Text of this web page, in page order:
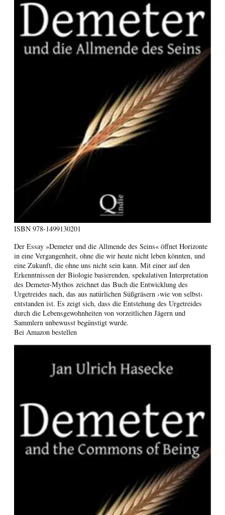
ISBN 978-1499130201
Der Essay »Demeter und die Allmende des Seins« öffnet Horizonte
in eine Vergangenheit, ohne die wir heute nicht leben könnten, und
eine Zukunft, die ohne uns nicht sein kann. Mit einer auf den
Erkenntnissen der Biologie basierenden, spekulativen Interpretation
des Demeter-Mythos zeichnet das Buch die Entwicklung des
Urgetreides nach, das aus natürlichen Süßgräsern ›wie von selbst‹
entstanden ist. Es zeigt sich, dass die Entstehung des Urgetreides
durch die Lebensgewohnheiten von vorzeitlichen Jägern und
Sammlern unbewusst begünstigt wurde.
Bei Amazon bestellen